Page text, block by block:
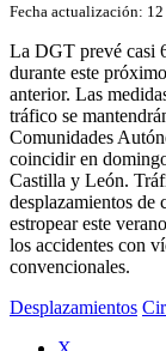
Fecha actualización:
La DGT prevé casi
durante este
anterior. Las
tráfico se
Comunidades
coincidir en
Castilla y León.
desplazamientos de
estropear este
los accidentes con
convencionales.
Desplazamientos